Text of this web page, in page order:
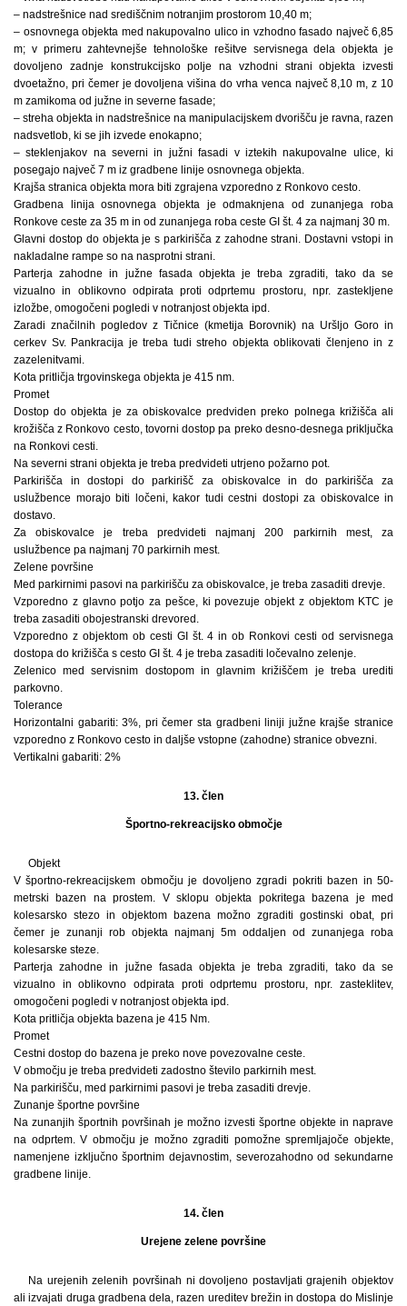
– nadstrešnice nad središčnim notranjim prostorom 10,40 m;
– osnovnega objekta med nakupovalno ulico in vzhodno fasado največ 6,85
m; v primeru zahtevnejše tehnološke rešitve servisnega dela objekta je
dovoljeno zadnje konstrukcijsko polje na vzhodni strani objekta izvesti
dvoetažno, pri čemer je dovoljena višina do vrha venca največ 8,10 m, z 10
m zamikoma od južne in severne fasade;
– streha objekta in nadstrešnice na manipulacijskem dvorišču je ravna, razen
nadsvetlob, ki se jih izvede enokapno;
– steklenjakov na severni in južni fasadi v iztekih nakupovalne ulice, ki
posegajo največ 7 m iz gradbene linije osnovnega objekta.
Krajša stranica objekta mora biti zgrajena vzporedno z Ronkovo cesto.
Gradbena linija osnovnega objekta je odmaknjena od zunanjega roba
Ronkove ceste za 35 m in od zunanjega roba ceste GI št. 4 za najmanj 30 m.
Glavni dostop do objekta je s parkirišča z zahodne strani. Dostavni vstopi in
nakladalne rampe so na nasprotni strani.
Parterja zahodne in južne fasada objekta je treba zgraditi, tako da se
vizualno in oblikovno odpirata proti odprtemu prostoru, npr. zastekljene
izložbe, omogočeni pogledi v notranjost objekta ipd.
Zaradi značilnih pogledov z Tičnice (kmetija Borovnik) na Uršljo Goro in
cerkev Sv. Pankracija je treba tudi streho objekta oblikovati členjeno in z
zazelenitvami.
Kota pritličja trgovinskega objekta je 415 nm.
Promet
Dostop do objekta je za obiskovalce predviden preko polnega križišča ali
krožišča z Ronkovo cesto, tovorni dostop pa preko desno-desnega priključka
na Ronkovi cesti.
Na severni strani objekta je treba predvideti utrjeno požarno pot.
Parkirišča in dostopi do parkirišč za obiskovalce in do parkirišča za
uslužbence morajo biti ločeni, kakor tudi cestni dostopi za obiskovalce in
dostavo.
Za obiskovalce je treba predvideti najmanj 200 parkirnih mest, za
uslužbence pa najmanj 70 parkirnih mest.
Zelene površine
Med parkirnimi pasovi na parkirišču za obiskovalce, je treba zasaditi drevje.
Vzporedno z glavno potjo za pešce, ki povezuje objekt z objektom KTC je
treba zasaditi obojestranski drevored.
Vzporedno z objektom ob cesti GI št. 4 in ob Ronkovi cesti od servisnega
dostopa do križišča s cesto GI št. 4 je treba zasaditi ločevalno zelenje.
Zelenico med servisnim dostopom in glavnim križiščem je treba urediti
parkovno.
Tolerance
Horizontalni gabariti: 3%, pri čemer sta gradbeni liniji južne krajše stranice
vzporedno z Ronkovo cesto in daljše vstopne (zahodne) stranice obvezni.
Vertikalni gabariti: 2%
13. člen
Športno-rekreacijsko območje
Objekt
V športno-rekreacijskem območju je dovoljeno zgradi pokriti bazen in 50-
metrski bazen na prostem. V sklopu objekta pokritega bazena je med
kolesarsko stezo in objektom bazena možno zgraditi gostinski obat, pri
čemer je zunanji rob objekta najmanj 5m oddaljen od zunanjega roba
kolesarske steze.
Parterja zahodne in južne fasada objekta je treba zgraditi, tako da se
vizualno in oblikovno odpirata proti odprtemu prostoru, npr. zasteklitev,
omogočeni pogledi v notranjost objekta ipd.
Kota pritličja objekta bazena je 415 Nm.
Promet
Cestni dostop do bazena je preko nove povezovalne ceste.
V območju je treba predvideti zadostno število parkirnih mest.
Na parkirišču, med parkirnimi pasovi je treba zasaditi drevje.
Zunanje športne površine
Na zunanjih športnih površinah je možno izvesti športne objekte in naprave
na odprtem. V območju je možno zgraditi pomožne spremljajoče objekte,
namenjene izključno športnim dejavnostim, severozahodno od sekundarne
gradbene linije.
14. člen
Urejene zelene površine
Na urejenih zelenih površinah ni dovoljeno postavljati grajenih objektov
ali izvajati druga gradbena dela, razen ureditev brežin in dostopa do Mislinje